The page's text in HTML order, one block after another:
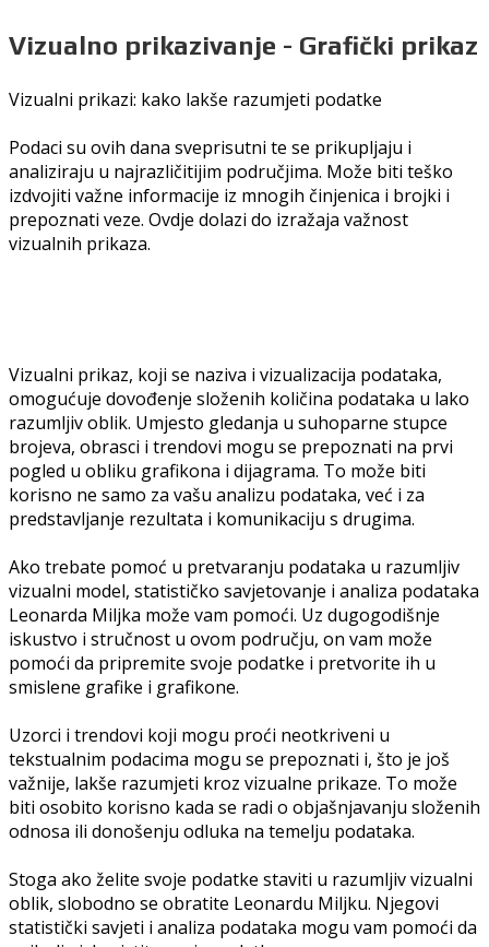
Vizualno prikazivanje - Grafički prikaz
Vizualni prikazi: kako lakše razumjeti podatke
Podaci su ovih dana sveprisutni te se prikupljaju i
analiziraju u najrazličitijim područjima. Može biti teško
izdvojiti važne informacije iz mnogih činjenica i brojki i
prepoznati veze. Ovdje dolazi do izražaja važnost
vizualnih prikaza.
Vizualni prikaz, koji se naziva i vizualizacija podataka,
omogućuje dovođenje složenih količina podataka u lako
razumljiv oblik. Umjesto gledanja u suhoparne stupce
brojeva, obrasci i trendovi mogu se prepoznati na prvi
pogled u obliku grafikona i dijagrama. To može biti
korisno ne samo za vašu analizu podataka, već i za
predstavljanje rezultata i komunikaciju s drugima.
Ako trebate pomoć u pretvaranju podataka u razumljiv
vizualni model, statističko savjetovanje i analiza podataka
Leonarda Miljka može vam pomoći. Uz dugogodišnje
iskustvo i stručnost u ovom području, on vam može
pomoći da pripremite svoje podatke i pretvorite ih u
smislene grafike i grafikone.
Uzorci i trendovi koji mogu proći neotkriveni u
tekstualnim podacima mogu se prepoznati i, što je još
važnije, lakše razumjeti kroz vizualne prikaze. To može
biti osobito korisno kada se radi o objašnjavanju složenih
odnosa ili donošenju odluka na temelju podataka.
Stoga ako želite svoje podatke staviti u razumljiv vizualni
oblik, slobodno se obratite Leonardu Miljku. Njegovi
statistički savjeti i analiza podataka mogu vam pomoći da